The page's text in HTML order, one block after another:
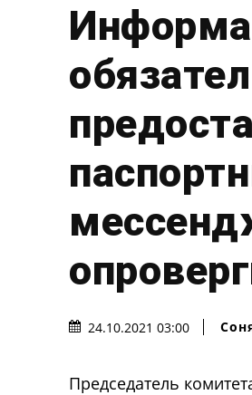
24.10.2021 03:00
Председатель